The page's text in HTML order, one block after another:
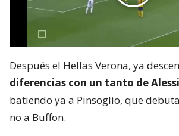
Después el Hellas Verona, ya
diferencias con un tanto de
batiendo ya a Pinsoglio, que
no a Buffon.